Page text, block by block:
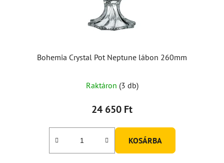
Bohemia Crystal Pot Neptune lábon 260mm
Raktáron (3 db)
24 650 Ft
KOSÁRBA